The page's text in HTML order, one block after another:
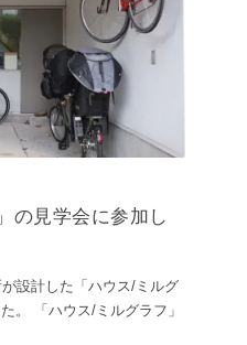
の見学会に参加し
設計した「ハウス/ミルグ
。 「ハウス/ミルグラフ」